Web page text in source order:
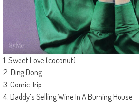
1. Sweet Love (coconut)
2. Ding Dong
3. Comic Trip
4. Daddy’s Selling Wine In A Burning House